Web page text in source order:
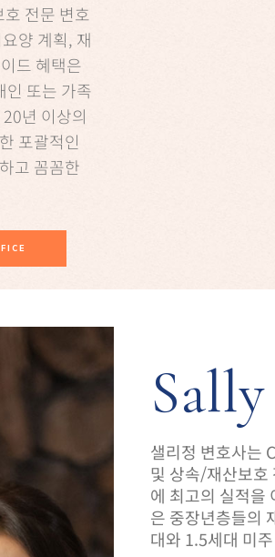
전문 변호
양 계획, 재
드 혜택은
인 또는 가족
년 이상의
포괄적인
고 꼼꼼한
샐리정 변호사는
및 상속/재산보호
에 최고의 실적을
은 중장년층들의
대와 1.5세대 미